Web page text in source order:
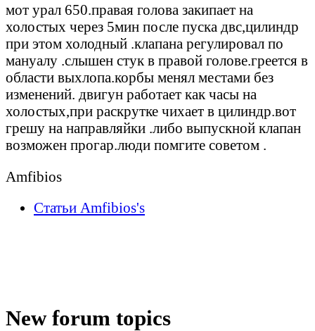
мот урал 650.правая голова закипает на
холостых через 5мин после пуска двс,цилиндр
при этом холодный .клапана регулировал по
мануалу .слышен стук в правой голове.греется в
области выхлопа.корбы менял местами без
изменений. двигун работает как часы на
холостых,при раскрутке чихает в цилиндр.вот
грешу на направляйки .либо выпускной клапан
возможен прогар.люди помгите советом .
Amfibios
Статьи Amfibios's
New forum topics